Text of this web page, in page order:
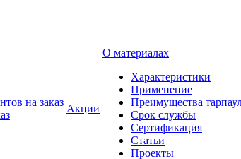
на заказ
Акции
О материалах
Характеристики
Применение
Преимущества
Срок службы
Сертификация
Статьи
Проекты